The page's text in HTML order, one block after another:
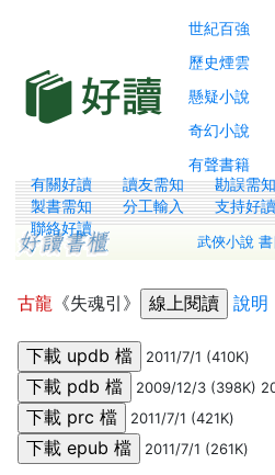
世紀百強
歷史煙雲
懸疑小說
奇幻小說
有聲書籍
有關好讀 讀友需知
勘誤需
製書需知
分工輸入
支持好
聯絡好讀
武俠小說 書
古龍 《失魂引》 說明
2011/7/1 (410K)
2009/12/3 (398K)
2011/7/1 (421K)
2011/7/1 (261K)